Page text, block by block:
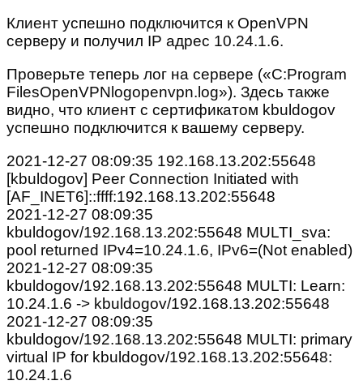
Клиент успешно подключится к OpenVPN
серверу и получил IP адрес 10.24.1.6.
Проверьте теперь лог на сервере («C:Program
FilesOpenVPNlogopenvpn.log»). Здесь также
видно, что клиент с сертификатом kbuldogov
успешно подключится к вашему серверу.
2021-12-27 08:09:35 192.168.13.202:55648
[kbuldogov] Peer Connection Initiated with
[AF_INET6]::ffff:192.168.13.202:55648
2021-12-27 08:09:35
kbuldogov/192.168.13.202:55648 MULTI_sva:
pool returned IPv4=10.24.1.6, IPv6=(Not enabled)
2021-12-27 08:09:35
kbuldogov/192.168.13.202:55648 MULTI: Learn:
10.24.1.6 -> kbuldogov/192.168.13.202:55648
2021-12-27 08:09:35
kbuldogov/192.168.13.202:55648 MULTI: primary
virtual IP for kbuldogov/192.168.13.202:55648:
10.24.1.6